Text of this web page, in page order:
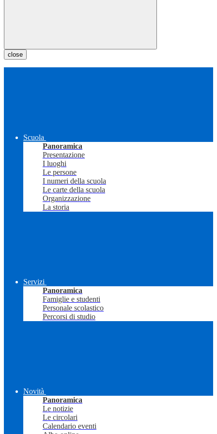
close
Scuola
Panoramica
Presentazione
I luoghi
Le persone
I numeri della scuola
Le carte della scuola
Organizzazione
La storia
Servizi
Panoramica
Famiglie e studenti
Personale scolastico
Percorsi di studio
Novità
Panoramica
Le notizie
Le circolari
Calendario eventi